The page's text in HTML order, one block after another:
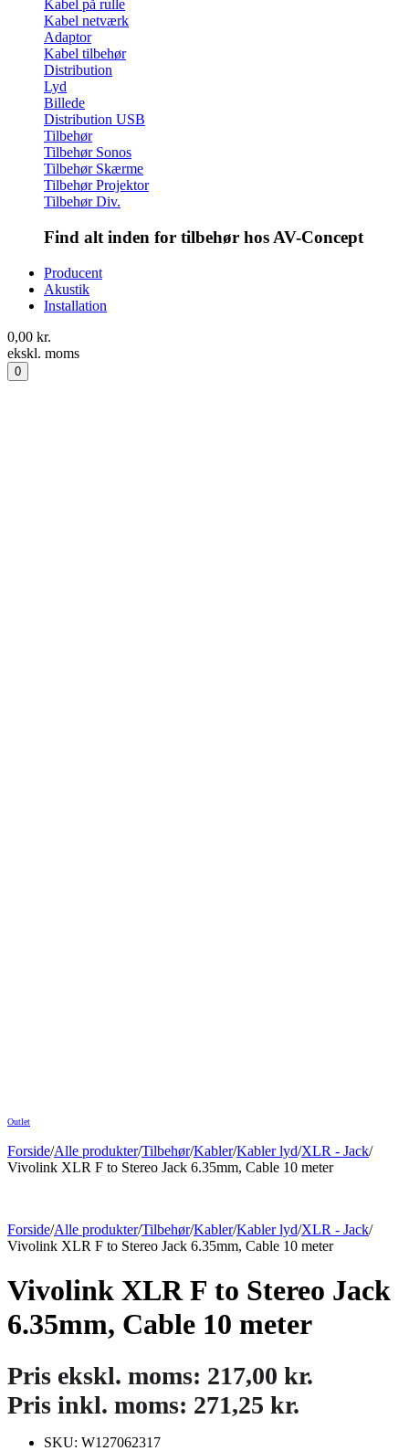
Kabel på rulle
Kabel netværk
Adaptor
Kabel tilbehør
Distribution
Lyd
Billede
Distribution USB
Tilbehør
Tilbehør Sonos
Tilbehør Skærme
Tilbehør Projektor
Tilbehør Div.
Find alt inden for tilbehør hos AV-Concept
Producent
Akustik
Installation
0,00 kr.
ekskl. moms
0
Outlet
Forside/Alle produkter/Tilbehør/Kabler/Kabler lyd/XLR - Jack/
Vivolink XLR F to Stereo Jack 6.35mm, Cable 10 meter
Forside/Alle produkter/Tilbehør/Kabler/Kabler lyd/XLR - Jack/
Vivolink XLR F to Stereo Jack 6.35mm, Cable 10 meter
Vivolink XLR F to Stereo Jack
6.35mm, Cable 10 meter
Pris ekskl. moms: 217,00 kr.
Pris inkl. moms: 271,25 kr.
SKU: W127062317